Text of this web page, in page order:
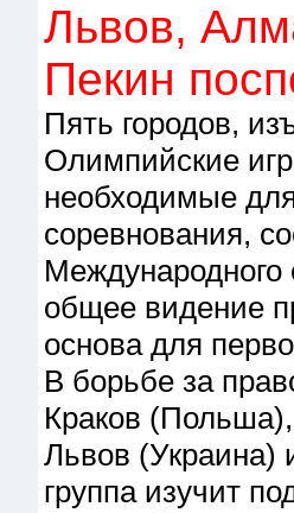
Львов,
Пекин
Пять городов,
Олимпийские
необходимые
соревнования,
Международного
общее видение
основа для
В борьбе за
Краков
Львов (Украина)
группа изучит